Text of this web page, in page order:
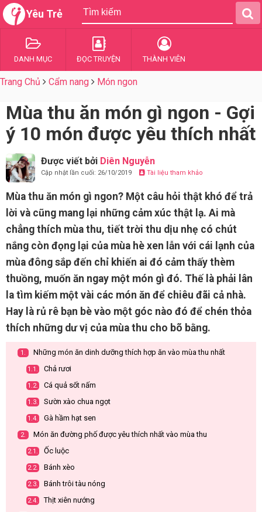
Yêu Trẻ
DANH MỤC ĐỌC TRUYỆN THÀNH VIÊN
Trang Chủ Cẩm nang Món ngon
Mùa thu ăn món gì ngon - Gợi
ý 10 món được yêu thích nhất
Được viết bởi Diên Nguyễn
Cập nhật lần cuối: 26/10/2019 Tài liệu tham khảo
Mùa thu ăn món gì ngon? Một câu hỏi thật khó để trả
lời và cũng mang lại những cảm xúc thật lạ. Ai mà
chẳng thích mùa thu, tiết trời thu dịu nhẹ có chút
nắng còn đọng lại của mùa hè xen lẫn với cái lạnh của
mùa đông sắp đến chỉ khiến ai đó cảm thấy thèm
thuồng, muốn ăn ngay một món gì đó. Thế là phải lân
la tìm kiếm một vài các món ăn để chiêu đãi cả nhà.
Hay là rủ rê bạn bè vào một góc nào đó để chén thỏa
thích những dư vị của mùa thu cho bõ bằng.
1. Những món ăn dinh dưỡng thích hợp ăn vào mùa thu nhất
1.1. Chả rươi
1.2. Cá quả sốt nấm
1.3. Sườn xào chua ngọt
1.4. Gà hầm hạt sen
2. Món ăn đường phố được yêu thích nhất vào mùa thu
2.1. Ốc luộc
2.2. Bánh xèo
2.3. Bánh trôi tàu nóng
2.4. Thịt xiên nướng